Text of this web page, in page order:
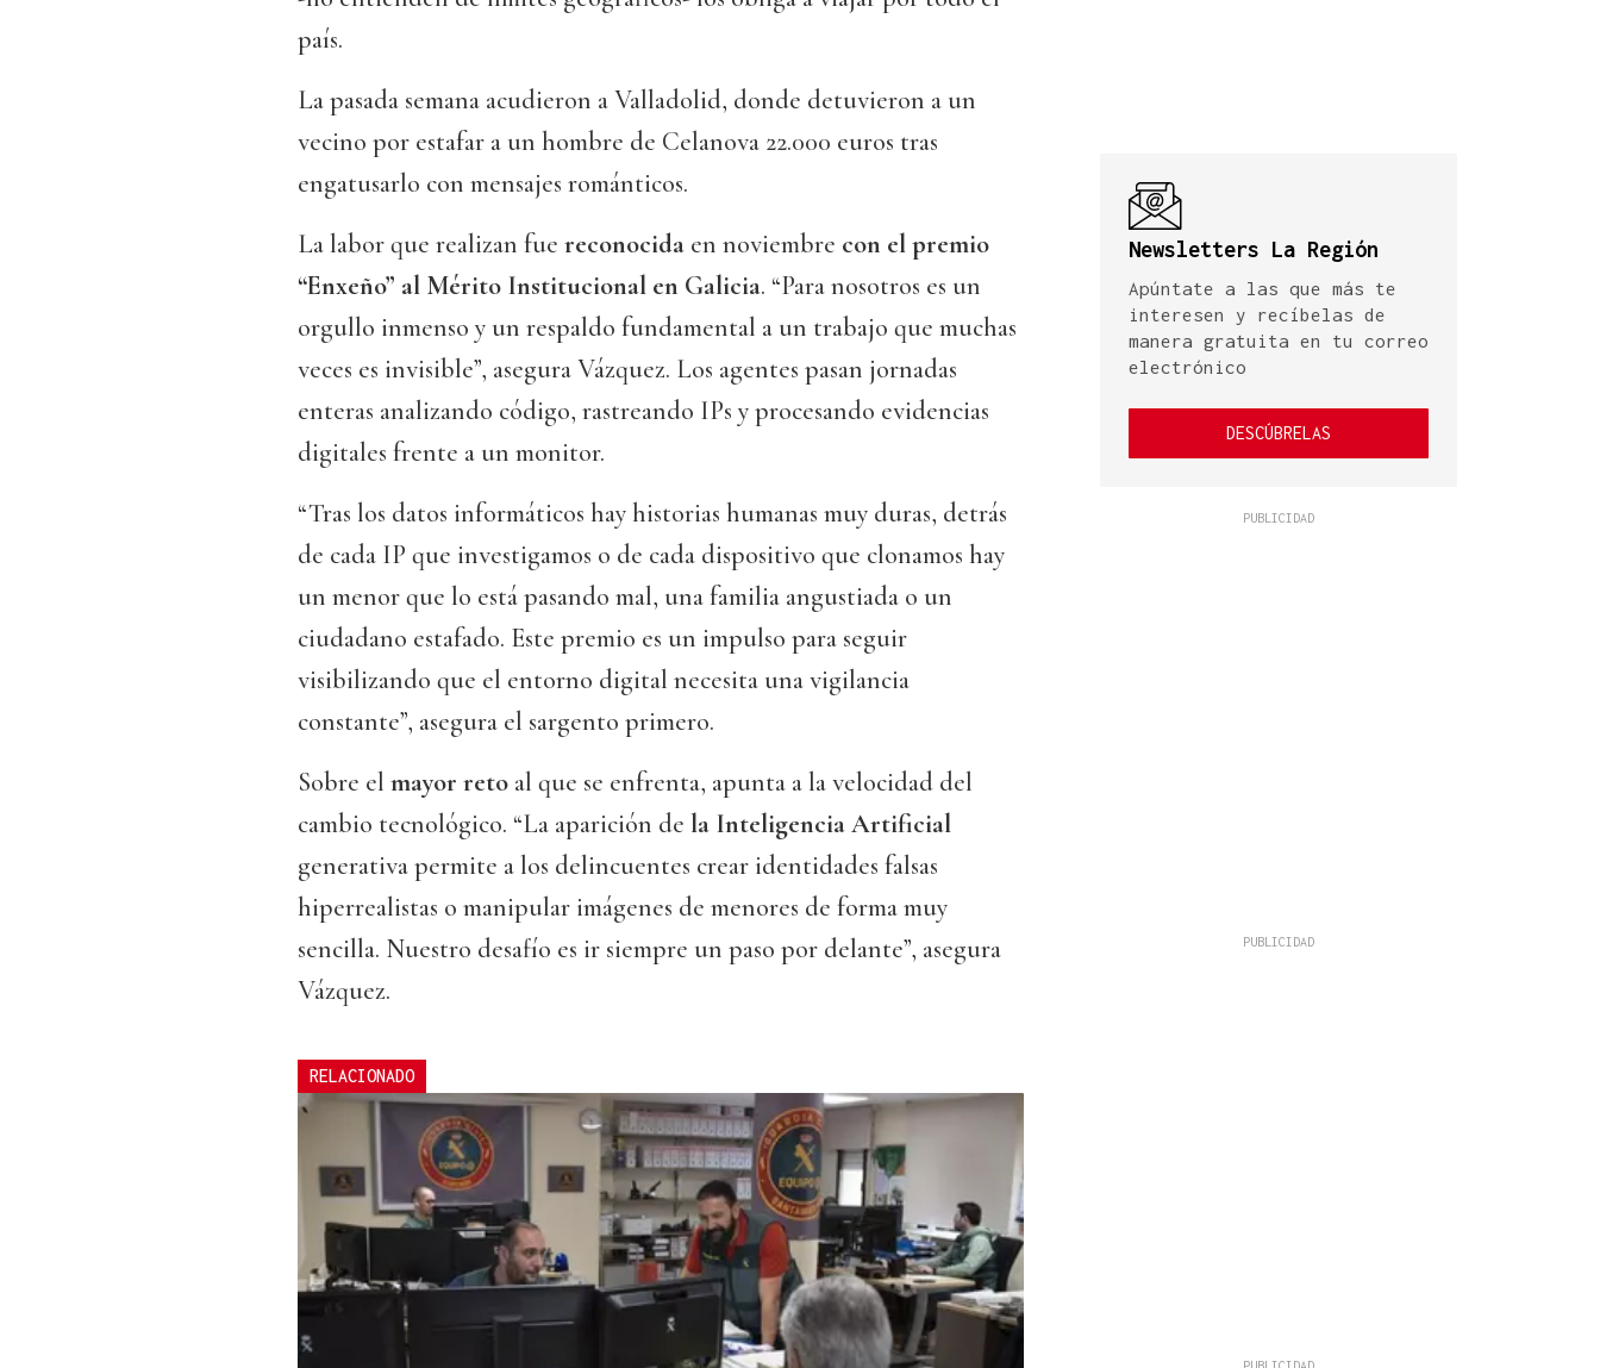
país.
La pasada semana acudieron a Valladolid, donde detuvieron a un
vecino por estafar a un hombre de Celanova 22.000 euros tras
engatusarlo con mensajes románticos.
La labor que realizan fue reconocida en noviembre con el premio
“Enxeño” al Mérito Institucional en Galicia. “Para nosotros es un
orgullo inmenso y un respaldo fundamental a un trabajo que muchas
veces es invisible”, asegura Vázquez. Los agentes pasan jornadas
enteras analizando código, rastreando IPs y procesando evidencias
digitales frente a un monitor.
“Tras los datos informáticos hay historias humanas muy duras, detrás
de cada IP que investigamos o de cada dispositivo que clonamos hay
un menor que lo está pasando mal, una familia angustiada o un
ciudadano estafado. Este premio es un impulso para seguir
visibilizando que el entorno digital necesita una vigilancia
constante”, asegura el sargento primero.
Sobre el mayor reto al que se enfrenta, apunta a la velocidad del
cambio tecnológico. “La aparición de la Inteligencia Artificial
generativa permite a los delincuentes crear identidades falsas
hiperrealistas o manipular imágenes de menores de forma muy
sencilla. Nuestro desafío es ir siempre un paso por delante”, asegura
Vázquez.
RELACIONADO
Newsletters La Región
Apúntate a las que más te
interesen y recíbelas de
manera gratuita en tu correo
electrónico
DESCÚBRELAS